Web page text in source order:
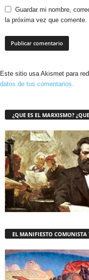
Guardar mi nombre,
la próxima vez que comente.
Este sitio usa Akismet para
datos de tus comentarios.
¿QUE ES EL MARXISMO?
EL MANIFIESTO COMUNISTA